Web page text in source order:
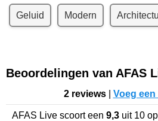
Geluid Modern
Beoordelingen van AFAS
2 reviews| Voeg
AFAS Live scoort een 9,3 uit 10